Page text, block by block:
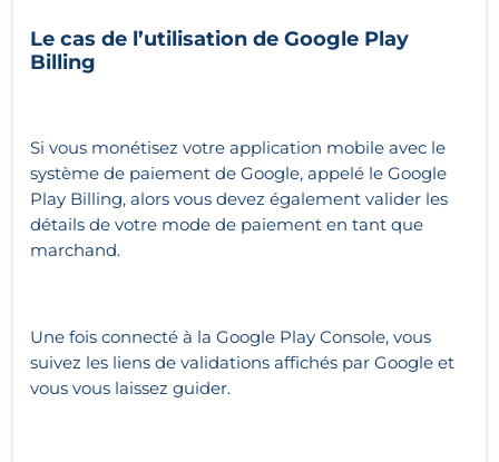
Le cas de l’utilisation de Google Play
Billing
Si vous monétisez votre application mobile avec le
système de paiement de Google, appelé le Google
Play Billing, alors vous devez également valider les
détails de votre mode de paiement en tant que
marchand.
Une fois connecté à la Google Play Console, vous
suivez les liens de validations affichés par Google et
vous vous laissez guider.